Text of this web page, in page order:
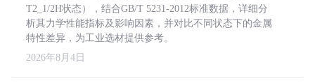
T2_1/2H状态），结合GB/T 5231-2012标准数据，详细分
析其力学性能指标及影响因素，并对比不同状态下的金属
特性差异，为工业选材提供参考。
2026年8月4日